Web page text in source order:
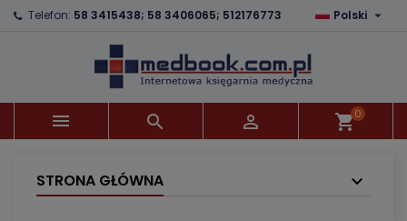
Telefon: 58 3415438; 58 3406065; 512176773 Polski 
   shopping_cart0
STRONA GŁÓWNA
×
Utwórz nową listę
×
((confirmMessage))
((cancelText)) ((modalDeleteText))
×
Nazwa listy życzeń
Utwórz listę życzeń
×
Musisz być zalogowany by zapisać produkty na
swojej liście życzeń.